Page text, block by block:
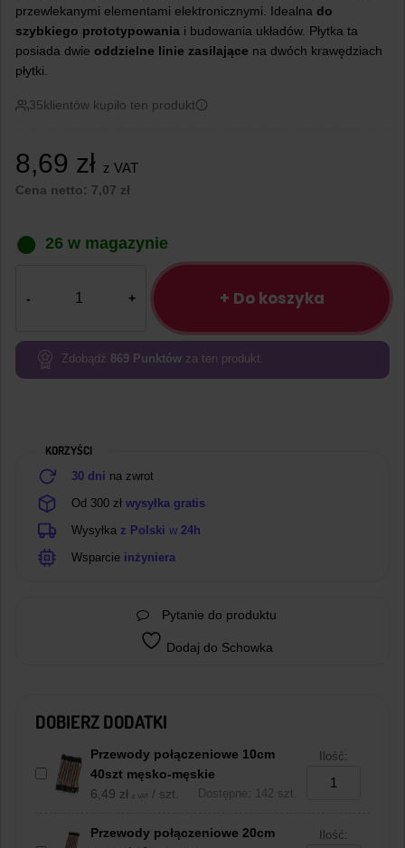
przewlekanymi elementami elektronicznymi. Idealna do
szybkiego prototypowania i budowania układów. Płytka ta
posiada dwie oddzielne linie zasilające na dwóch krawędziach
płytki.
35klientów kupiło ten produkt
8,69 zł z VAT
Cena netto: 7,07 zł
26 w magazynie
biała
+ Do koszyka
Zdobądź 869 Punktów za ten produkt.
KORZYŚCI
30 dni na zwrot
Od 300 zł wysyłka gratis
Wysyłka z Polski w 24h
Wsparcie inżyniera
Pytanie do produktu
Dodaj do Schowka
DOBIERZ DODATKI
Przewody połączeniowe 10cm
40szt męsko-męskie
6,49 zł z VAT / szt. Dostępne: 142 szt.
Ilość:
Przewody połączeniowe 20cm
Ilość: